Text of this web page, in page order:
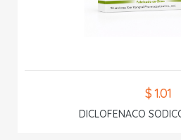
$ 1.01
DICLOFENACO